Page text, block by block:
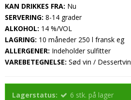
KAN DRIKKES FRA: Nu
SERVERING: 8-14 grader
ALKOHOL: 14 %/VOL
LAGRING: 10 måneder 250 l fransk eg
ALLERGENER: Indeholder sulfitter
VAREBETEGNELSE: Sød vin / Dessertvin
Lagerstatus: 6 stk. på lager